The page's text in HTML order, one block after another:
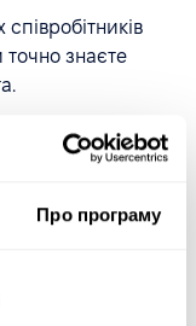
Про програму
точно знаєте
із найкращих
та